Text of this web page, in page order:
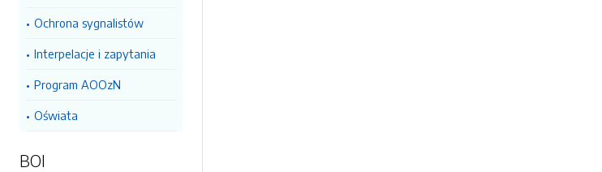
Ochrona sygnalistów
Interpelacje i zapytania
Program AOOzN
Oświata
BOI